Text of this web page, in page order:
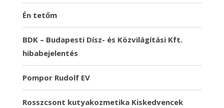
Én tetőm
BDK – Budapesti Dísz- és Közvilágítási Kft.
hibabejelentés
Pompor Rudolf EV
Rosszcsont kutyakozmetika Kiskedvencek